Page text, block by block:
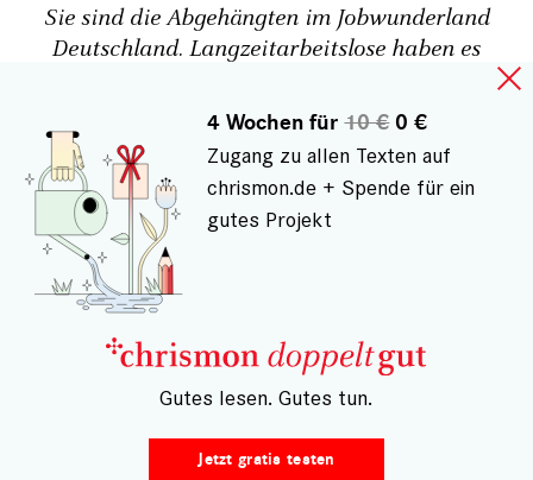
Sie sind die Abgehängten im Jobwunderland
Deutschland. Langzeitarbeitslose haben es
schwer, wieder in die Berufswelt zu finden. Aber
die Mitarbeiter des Jobcenters Erzgebirgskreis
geben nicht auf. Über einen Kampf gegen
Hoffnungslosigkeit und Vorurteile
Cristina Helberg
4 Wochen für10 €0 €
Zugang zu allen Texten auf
chrismon.de + Spende für ein
gutes Projekt
– Gutes lesen. Gutes tun.
Jetzt gratis testen